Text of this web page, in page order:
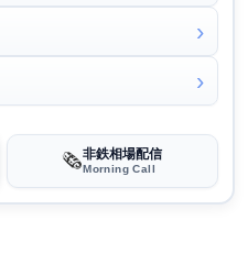
🗞️非鉄相場配信
Morning Call